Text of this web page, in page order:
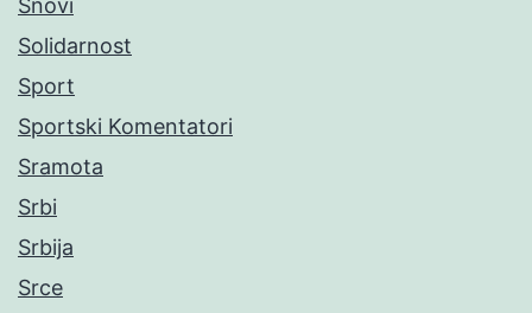
Snovi
Solidarnost
Sport
Sportski Komentatori
Sramota
Srbi
Srbija
Srce